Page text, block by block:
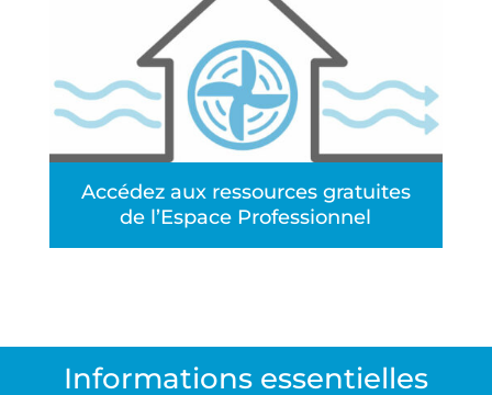
Accédez aux ressources gratuites
de l’Espace Professionnel
Informations essentielles